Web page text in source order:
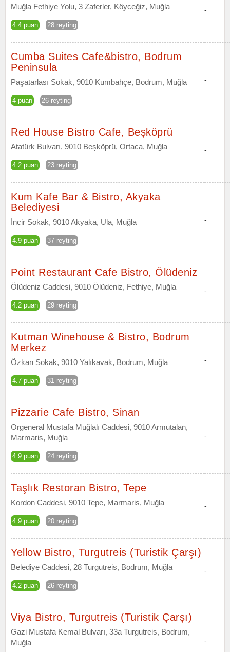
Muğla Fethiye Yolu, 3 Zaferler, Köyceğiz, Muğla
4.4 puan 28 reyting
-
Cumba Suites Cafe&bistro, Bodrum
Peninsula
Paşatarlası Sokak, 9010 Kumbahçe, Bodrum, Muğla
4 puan 26 reyting
-
Red House Bistro Cafe, Beşköprü
Atatürk Bulvarı, 9010 Beşköprü, Ortaca, Muğla
4.2 puan 23 reyting
-
Kum Kafe Bar & Bistro, Akyaka
Belediyesi
İncir Sokak, 9010 Akyaka, Ula, Muğla
4.9 puan 37 reyting
-
Point Restaurant Cafe Bistro, Ölüdeniz
Ölüdeniz Caddesi, 9010 Ölüdeniz, Fethiye, Muğla
4.2 puan 29 reyting
-
Kutman Winehouse & Bistro, Bodrum
Merkez
Özkan Sokak, 9010 Yalıkavak, Bodrum, Muğla
4.7 puan 31 reyting
-
Pizzarie Cafe Bistro, Sinan
Orgeneral Mustafa Muğlalı Caddesi, 9010 Armutalan,
Marmaris, Muğla
4.9 puan 24 reyting
-
Taşlık Restoran Bistro, Tepe
Kordon Caddesi, 9010 Tepe, Marmaris, Muğla
4.9 puan 20 reyting
-
Yellow Bistro, Turgutreis (Turistik Çarşı)
Belediye Caddesi, 28 Turgutreis, Bodrum, Muğla
4.2 puan 26 reyting
-
Viya Bistro, Turgutreis (Turistik Çarşı)
Gazi Mustafa Kemal Bulvarı, 33a Turgutreis, Bodrum,
Muğla
-